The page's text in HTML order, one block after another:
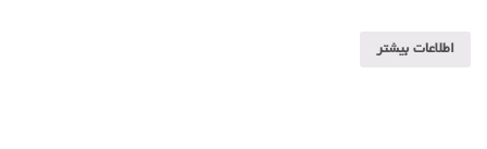
اطلاعات بیشتر